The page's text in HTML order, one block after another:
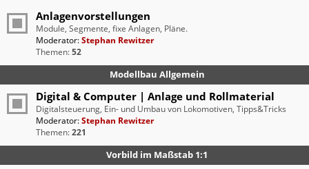
Anlagenvorstellungen
Module, Segmente, fixe Anlagen, Pläne.
Moderator:Stephan Rewitzer
Themen:52
Modellbau Allgemein
Digital & Computer | Anlage und Rollmaterial
Digitalsteuerung, Ein- und Umbau von Lokomotiven, Tipps&Tricks
Moderator:Stephan Rewitzer
Themen:221
Vorbild im Maßstab 1:1